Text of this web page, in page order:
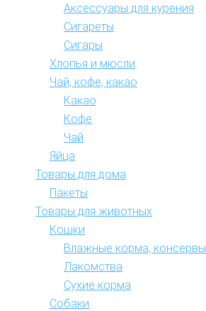
Аксессуары для курения
Сигареты
Сигары
Хлопья и мюсли
Чай, кофе, какао
Какао
Кофе
Чай
Яйца
Товары для дома
Пакеты
Товары для животных
Кошки
Влажные корма, консервы
Лакомства
Сухие корма
Собаки